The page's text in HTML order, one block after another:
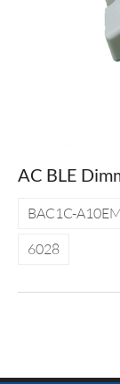
AC BLE
BAC1C-
6028